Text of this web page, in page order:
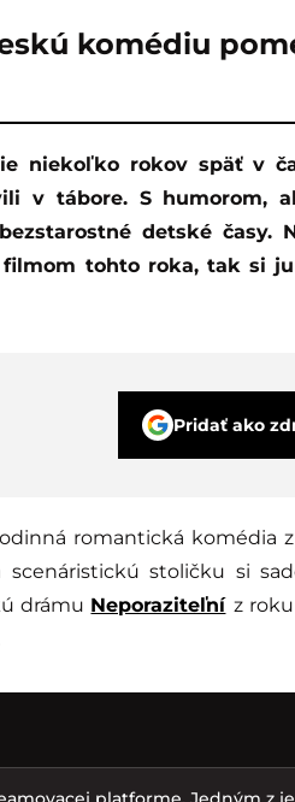
komédiu
niekoľko rokov späť v
v tábore. S humorom,
detské časy.
tohto roka, tak si
Pridať ako
romantická komédia
scenáristickú stoličku si
drámu Neporaziteľní z